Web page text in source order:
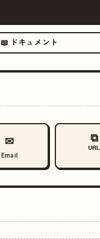
📖 ドキュメント
✉
Email
⧉
URL